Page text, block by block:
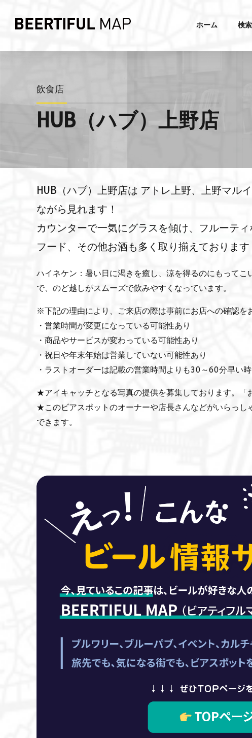
ホーム 検索
飲食店
HUB（ハブ）上野店
HUB（ハブ）上野店は アトレ上野、上野マル
ながら見れます！
カウンターで一気にグラスを傾け、フルーテ
フード、その他お酒も多く取り揃えております
ハイネケン：暑い日に渇きを癒し、涼を得るのにもって
で、のど越しがスムーズで飲みやすくなっています。
※下記の理由により、ご来店の際は事前にお店への確認を
・営業時間が変更になっている可能性あり
・商品やサービスが変わっている可能性あり
・祝日や年末年始は営業していない可能性あり
・ラストオーダーは記載の営業時間よりも30～60分早い
★アイキャッチとなる写真の提供を募集しております。「
★このビアスポットのオーナーや店長さんなどがいらっ
できます。